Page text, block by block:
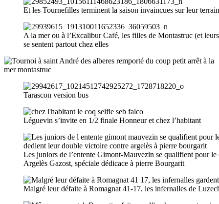
Et les Tournefilles terminent la saison invaincues sur leur
A la mer ou à l’Excalibur Café, les filles de Montastruc (et
se sentent partout chez elles
Tarascon version bus
Léguevin s’invite en 1/2 finale Honneur et chez l’habitant
Les juniors de l’entente Gimont-Mauvezin se qualifient pour
Argelès Gazost, spéciale dédicace à pierre Bourgarit
Malgré leur défaite à Romagnat 41-17, les infernalles de